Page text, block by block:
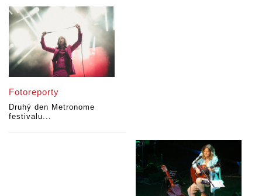
Fotoreporty
Druhý den Metronome
festivalu...